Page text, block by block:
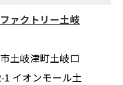
ァクトリー土岐
土岐津町土岐口
1 イオンモール土